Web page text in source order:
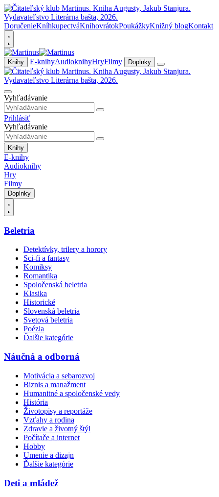
DoručenieKníhkupectváKnihovrátokPoukážkyKnižný blogKontakt
Knihy E-knihyAudioknihyHryFilmy Doplnky
Vyhľadávanie
Prihlásiť
Vyhľadávanie
Knihy
E-knihy
Audioknihy
Hry
Filmy
Doplnky
Beletria
Detektívky, trilery a horory
Sci-fi a fantasy
Komiksy
Romantika
Spoločenská beletria
Klasika
Historické
Slovenská beletria
Svetová beletria
Poézia
Ďalšie kategórie
Náučná a odborná
Motivácia a sebarozvoj
Biznis a manažment
Humanitné a spoločenské vedy
História
Životopisy a reportáže
Vzťahy a rodina
Zdravie a životný štýl
Počítače a internet
Hobby
Umenie a dizajn
Ďalšie kategórie
Deti a mládež